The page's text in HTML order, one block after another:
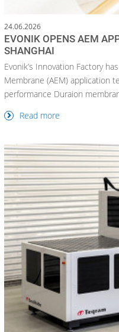
24.06.2026
EVONIK OPENS AEM
SHANGHAI
Evonik’s Innovation Factory
Membrane (AEM) application
performance Duraion
Read more